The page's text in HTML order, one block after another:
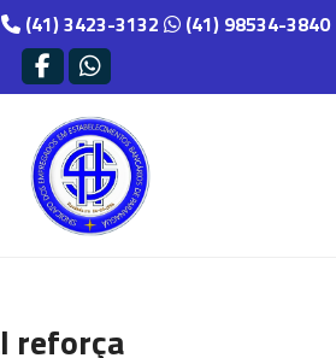
(41) 3423-3132 (41) 98534-3840
reforça